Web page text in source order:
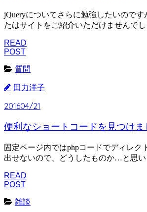
jQueryについてさらに勉強したいので
たはサイトをご紹介いただけませんで
READ
POST
質問
田力洋子
201604/21
便利なショートコードを見つけま
固定ページ内ではphpコードでディレク
出せないので、どうしたものか…と思
READ
POST
雑談